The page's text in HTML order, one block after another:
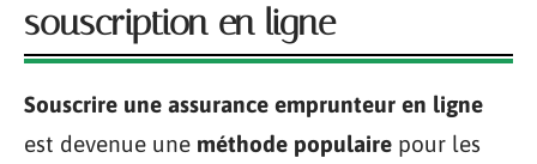
souscription en ligne
Souscrire une assurance emprunteur en ligne
est devenue une méthode populaire pour les